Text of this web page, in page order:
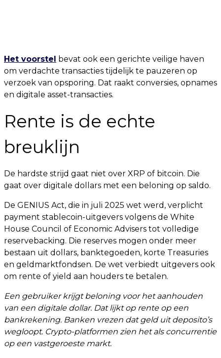
Het voorstel bevat ook een gerichte veilige haven
om verdachte transacties tijdelijk te pauzeren op
verzoek van opsporing. Dat raakt conversies, opnames
en digitale asset-transacties.
Rente is de echte
breuklijn
De hardste strijd gaat niet over XRP of bitcoin. Die
gaat over digitale dollars met een beloning op saldo.
De GENIUS Act, die in juli 2025 wet werd, verplicht
payment stablecoin-uitgevers volgens de White
House Council of Economic Advisers tot volledige
reservebacking. Die reserves mogen onder meer
bestaan uit dollars, banktegoeden, korte Treasuries
en geldmarktfondsen. De wet verbiedt uitgevers ook
om rente of yield aan houders te betalen.
Een gebruiker krijgt beloning voor het aanhouden
van een digitale dollar. Dat lijkt op rente op een
bankrekening. Banken vrezen dat geld uit deposito’s
wegloopt. Crypto-platformen zien het als concurrentie
op een vastgeroeste markt.